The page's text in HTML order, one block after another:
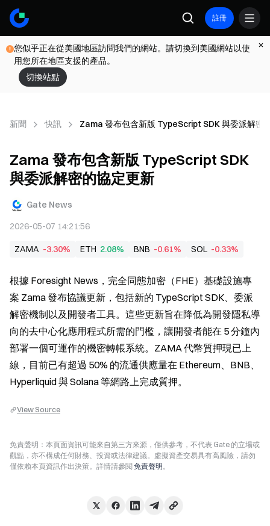
註冊
您似乎正在從美國地區訪問我們的網站。請切換到美國網站以使
用您所在地區支援的產品。
切換站點
新聞 快訊 Zama 發布包含新版 TypeScript SDK 與委派解密
Zama 發布包含新版 TypeScript SDK
與委派解密的協定更新
Gate News
2026-05-07 14:21:56
ZAMA -3.30% ETH 2.08% BNB -0.61% SOL -0.33%
根據 Foresight News，完全同態加密（FHE）基礎設施專
案 Zama 發布協議更新，包括新的 TypeScript SDK、委派
解密機制以及開發者工具。這些更新旨在降低為開發隱私導
向的去中心化應用程式所需的門檻，讓開發者能在 5 分鐘內
部署一個可運作的機密轉帳系統。ZAMA 代幣質押現已上
線，目前已有超過 50% 的流通供應量在 Ethereum、BNB、
Hyperliquid 與 Solana 等網路上完成質押。
View Source
免責聲明：本頁面資訊可能來自第三方來源，僅供參考，不代表 Gate 的立場或
觀點，亦不構成任何財務、投資或法律建議。虛擬資產交易具有高風險，請勿
僅依賴本頁資訊作出決策。詳情請參閱 免責聲明。